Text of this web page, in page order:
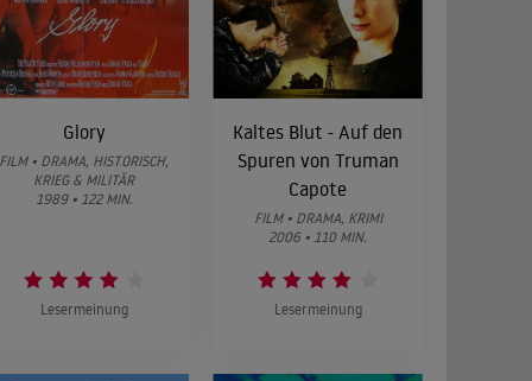
Glory
FILM • DRAMA, HISTORISCH,
KRIEG & MILITÄR
1989 • 122 MIN.
Lesermeinung
Kaltes Blut - Auf den
Spuren von Truman
Capote
FILM • DRAMA, KRIMI
2006 • 110 MIN.
Lesermeinung